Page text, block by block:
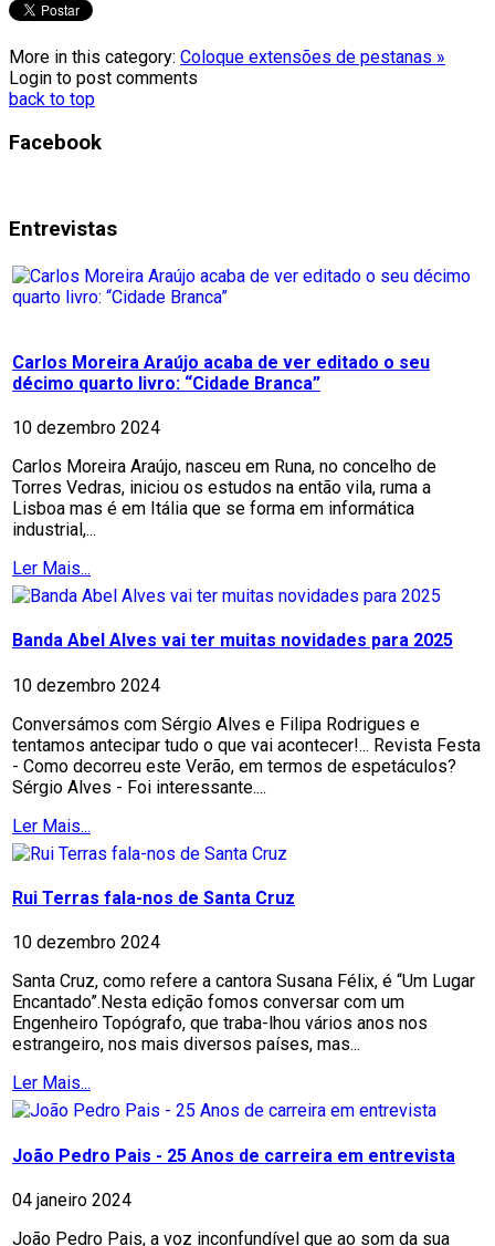
More in this category: Coloque extensões de pestanas »
Login to post comments
back to top
Facebook
Entrevistas
Carlos Moreira Araújo acaba de ver editado o seu
décimo quarto livro: “Cidade Branca”
10 dezembro 2024
Carlos Moreira Araújo, nasceu em Runa, no concelho de
Torres Vedras, iniciou os estudos na então vila, ruma a
Lisboa mas é em Itália que se forma em informática
industrial,...
Ler Mais...
Banda Abel Alves vai ter muitas novidades para 2025
10 dezembro 2024
Conversámos com Sérgio Alves e Filipa Rodrigues e
tentamos antecipar tudo o que vai acontecer!... Revista Festa
- Como decorreu este Verão, em termos de espetáculos?
Sérgio Alves - Foi interessante....
Ler Mais...
Rui Terras fala-nos de Santa Cruz
10 dezembro 2024
Santa Cruz, como refere a cantora Susana Félix, é “Um Lugar
Encantado”.Nesta edição fomos conversar com um
Engenheiro Topógrafo, que traba-lhou vários anos nos
estrangeiro, nos mais diversos países, mas...
Ler Mais...
João Pedro Pais - 25 Anos de carreira em entrevista
04 janeiro 2024
João Pedro Pais, a voz inconfundível que ao som da sua